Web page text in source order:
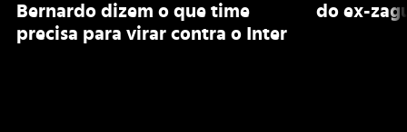
Bernardo dizem o que time
precisa para virar contra o Inter
do ex-